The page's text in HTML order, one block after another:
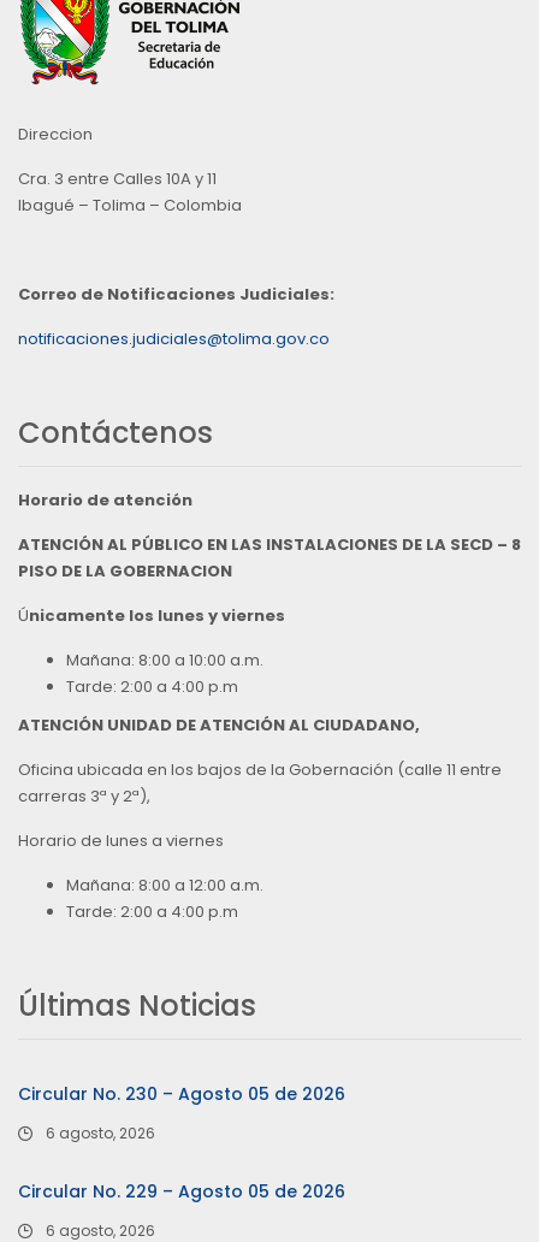
Direccion
Cra. 3 entre Calles 10A y 11
Ibagué – Tolima – Colombia
Correo de Notificaciones Judiciales:
notificaciones.judiciales@tolima.gov.co
Contáctenos
Horario de atención
ATENCIÓN AL PÚBLICO EN LAS INSTALACIONES DE LA SECD – 8
PISO DE LA GOBERNACION
Únicamente los lunes y viernes
Mañana: 8:00 a 10:00 a.m.
Tarde: 2:00 a 4:00 p.m
ATENCIÓN UNIDAD DE ATENCIÓN AL CIUDADANO,
Oficina ubicada en los bajos de la Gobernación (calle 11 entre
carreras 3ª y 2ª),
Horario de lunes a viernes
Mañana: 8:00 a 12:00 a.m.
Tarde: 2:00 a 4:00 p.m
Últimas Noticias
Circular No. 230 – Agosto 05 de 2026
6 agosto, 2026
Circular No. 229 – Agosto 05 de 2026
6 agosto, 2026